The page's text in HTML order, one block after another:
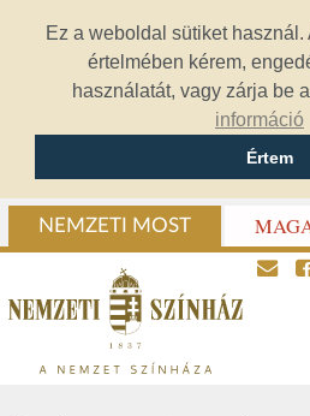
Ez a weboldal sütiket
értelmében kérem,
használatát, vagy zárja be
információ
Értem
NEMZETI MOST